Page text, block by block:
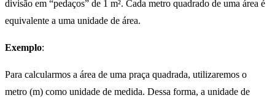
divisão em “pedaços” de 1 m². Cada metro quadrado de uma área é
equivalente a uma unidade de área.
Exemplo:
Para calcularmos a área de uma praça quadrada, utilizaremos o
metro (m) como unidade de medida. Dessa forma, a unidade de